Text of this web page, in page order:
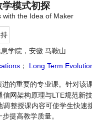
模式初探
with the Idea of Maker
学院，安徽 马鞍山
； Long Term
的重要的专业课。针对该
网架构原理与LTE规范新
整授课内容可使学生快
提高教学质量。